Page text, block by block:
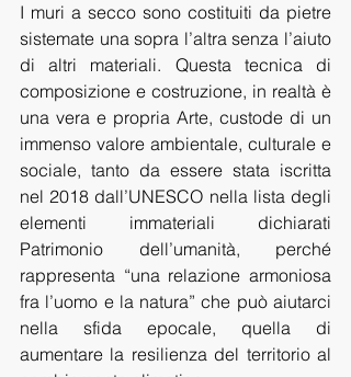
I muri a secco sono costituiti da pietre
sistemate una sopra l’altra senza l’aiuto
di altri materiali. Questa tecnica di
composizione e costruzione, in realtà è
una vera e propria Arte, custode di un
immenso valore ambientale, culturale e
sociale, tanto da essere stata iscritta
nel 2018 dall’UNESCO nella lista degli
elementi immateriali dichiarati
Patrimonio dell’umanità, perché
rappresenta “una relazione armoniosa
fra l’uomo e la natura” che può aiutarci
nella sfida epocale, quella di
aumentare la resilienza del territorio al